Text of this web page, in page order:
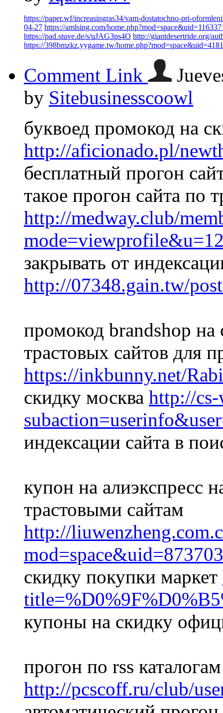
https://paper.wf/increasingras34/vam-dostatochno-pri-
04-27 https://amlsing.com/
https://pad.stuve.de/s/uJAG3ps4O http://giantdesertride.org/
https://398bmzkz.yygame.tw/
Comment Link
by Sitebusinesscoowl
буквоед промокод на
http://aficionado.pl/
бесплатный прогон
такое прогон сайта по
http://medway.club/
закрывать от
http://07348.gain.tw/
промокод brandshop
трастовых сайтов для
https://inkbunny.net/
скидку москва http://
индексации сайта в
купон на алиэкспресс
трастовыми сайтам
http://
скидку покупки маркет
купоны на скидку
прогон по rss
http://pcscoff.ru/club/